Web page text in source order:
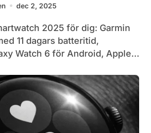
dec 2, 2025
11 dagars batteritid,
Watch 6 för Android, Apple…